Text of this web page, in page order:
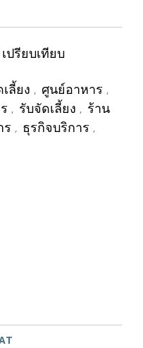
เปรียบเทียบ
ลี้ยง , ศูนย์อาหาร ,
, รับจัดเลี้ยง , ร้าน
ร , ธุรกิจบริการ ,